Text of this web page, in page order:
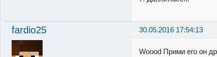
fardio25 30.05.2016 17:54:13
Woood Прими его он